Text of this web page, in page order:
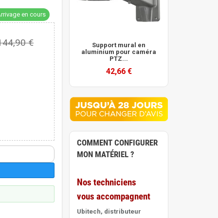
en cours
€
Support mural en
aluminium pour caméra
PTZ...
42,66 €
COMMENT CONFIGURER
MON MATÉRIEL ?
Nos techniciens
vous accompagnent
Ubitech, distributeur